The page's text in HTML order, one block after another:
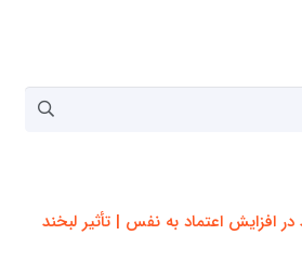
افزایش اعتماد به نفس | تأثیر لبخند